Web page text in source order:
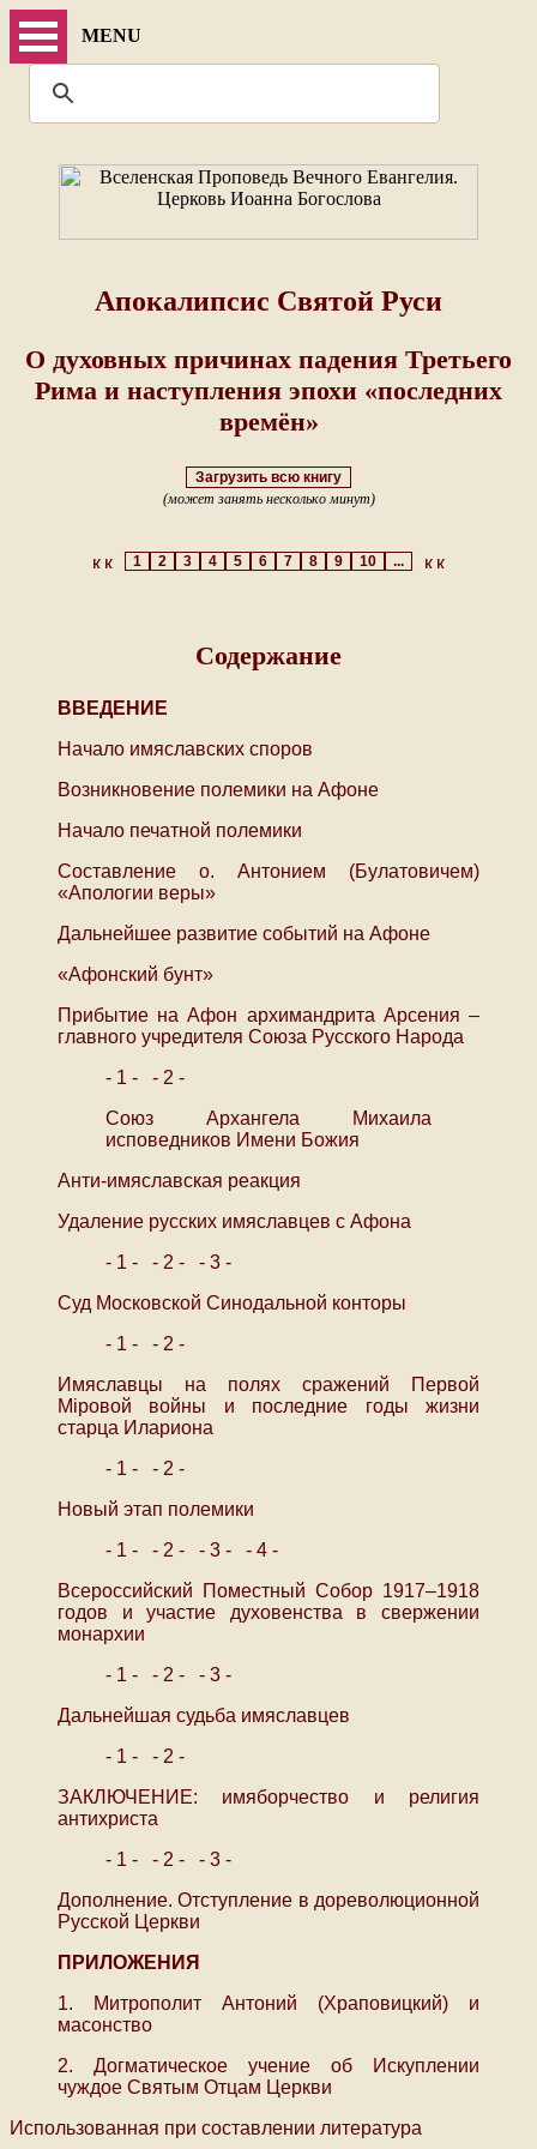
MENU
Апокалипсис Святой Руси
О духовных причинах падения Третьего
Рима и наступления эпохи «последних
времён»
Загрузить всю книгу
(может занять несколько минут)
1 2 3 4 5 6 7 8 9 10 ...
Содержание
ВВЕДЕНИЕ
Начало имяславских споров
Возникновение полемики на Афоне
Начало печатной полемики
Составление о. Антонием (Булатовичем)
«Апологии веры»
Дальнейшее развитие событий на Афоне
«Афонский бунт»
Прибытие на Афон архимандрита Арсения –
главного учредителя Союза Русского Народа
- 1 -
- 2 -
Союз Архангела Михаила
исповедников Имени Божия
Анти-имяславская реакция
Удаление русских имяславцев с Афона
- 1 -
- 2 -
- 3 -
Суд Московской Синодальной конторы
- 1 -
- 2 -
Имяславцы на полях сражений Первой
Міровой войны и последние годы жизни
старца Илариона
- 1 -
- 2 -
Новый этап полемики
- 1 -
- 2 - - 3 -
- 4 -
Всероссийский Поместный Собор 1917–1918
годов и участие духовенства в свержении
монархии
- 1 -
- 2 -
- 3 -
Дальнейшая судьба имяславцев
- 1 -
- 2 -
ЗАКЛЮЧЕНИЕ: имяборчество и религия
антихриста
- 1 -
- 2 -
- 3 -
Дополнение. Отступление в дореволюционной
Русской Церкви
ПРИЛОЖЕНИЯ
1. Митрополит Антоний (Храповицкий) и
масонство
2. Догматическое учение об Искуплении
чуждое Святым Отцам Церкви
Использованная при составлении литература